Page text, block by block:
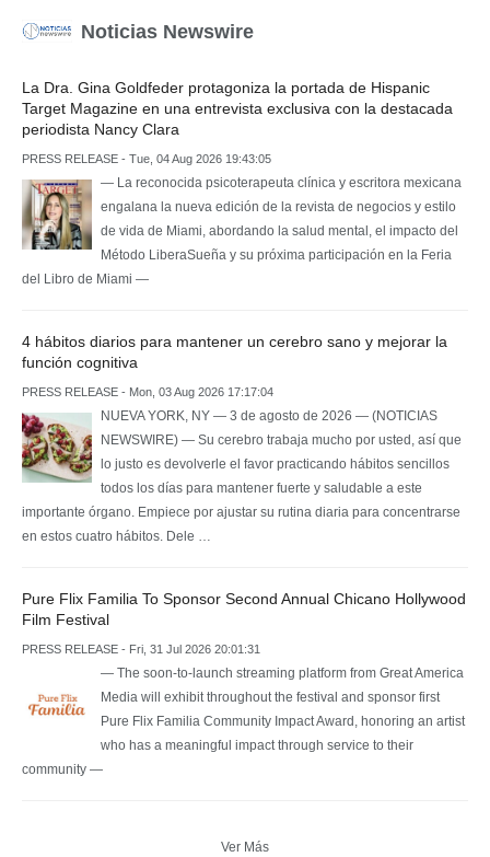
Noticias Newswire
La Dra. Gina Goldfeder protagoniza la portada de Hispanic
Target Magazine en una entrevista exclusiva con la destacada
periodista Nancy Clara
PRESS RELEASE - Tue, 04 Aug 2026 19:43:05
— La reconocida psicoterapeuta clínica y escritora mexicana
engalana la nueva edición de la revista de negocios y estilo
de vida de Miami, abordando la salud mental, el impacto del
Método LiberaSueña y su próxima participación en la Feria
del Libro de Miami —
4 hábitos diarios para mantener un cerebro sano y mejorar la
función cognitiva
PRESS RELEASE - Mon, 03 Aug 2026 17:17:04
NUEVA YORK, NY — 3 de agosto de 2026 — (NOTICIAS
NEWSWIRE) — Su cerebro trabaja mucho por usted, así que
lo justo es devolverle el favor practicando hábitos sencillos
todos los días para mantener fuerte y saludable a este
importante órgano. Empiece por ajustar su rutina diaria para concentrarse
en estos cuatro hábitos. Dele …
Pure Flix Familia To Sponsor Second Annual Chicano Hollywood
Film Festival
PRESS RELEASE - Fri, 31 Jul 2026 20:01:31
— The soon-to-launch streaming platform from Great America
Media will exhibit throughout the festival and sponsor first
Pure Flix Familia Community Impact Award, honoring an artist
who has a meaningful impact through service to their
community —
Ver Más